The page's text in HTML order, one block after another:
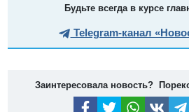
Будьте всегда в курсе
Telegram-канал
Заинтересовала новость?